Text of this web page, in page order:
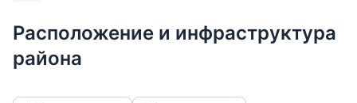
Расположение и инфраструктура
района